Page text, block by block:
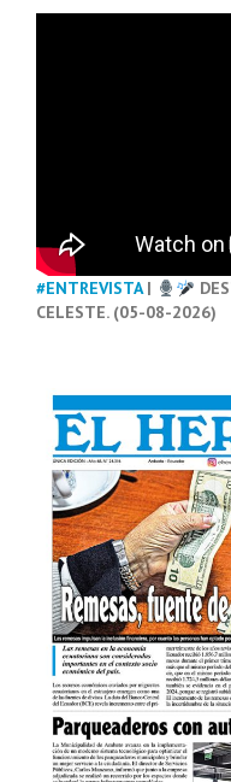
#ENTREVISTA|
CELESTE. (05-08-2026)